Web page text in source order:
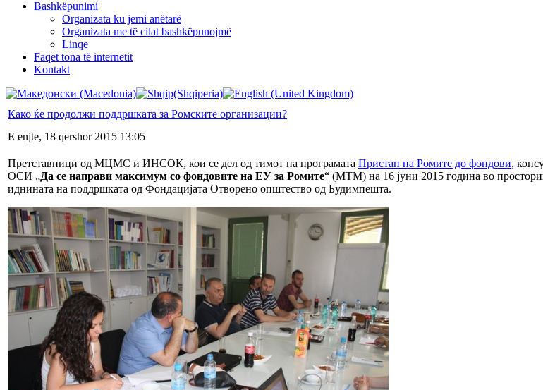
Bashkëpunimi
Organizata ku jemi anëtarë
Organizata me të cilat bashkëpunojmë
Linqe
Faqet tona të internetit
Kontakt
Како ќе продолжи поддршката за Ромските организации?
E enjte, 18 qershor 2015 13:05
Претставници од МЦМС и ИНСОК, кои се дел од тимот на програмата Пристап на Ромите до фондови,
ОСИ „Да се направи максимум со фондовите на ЕУ за Ромите“ (МТМ) на 16 јуни 2015 година во
иднината на поддршката од Фондацијата Отворено општество од Будимпешта.